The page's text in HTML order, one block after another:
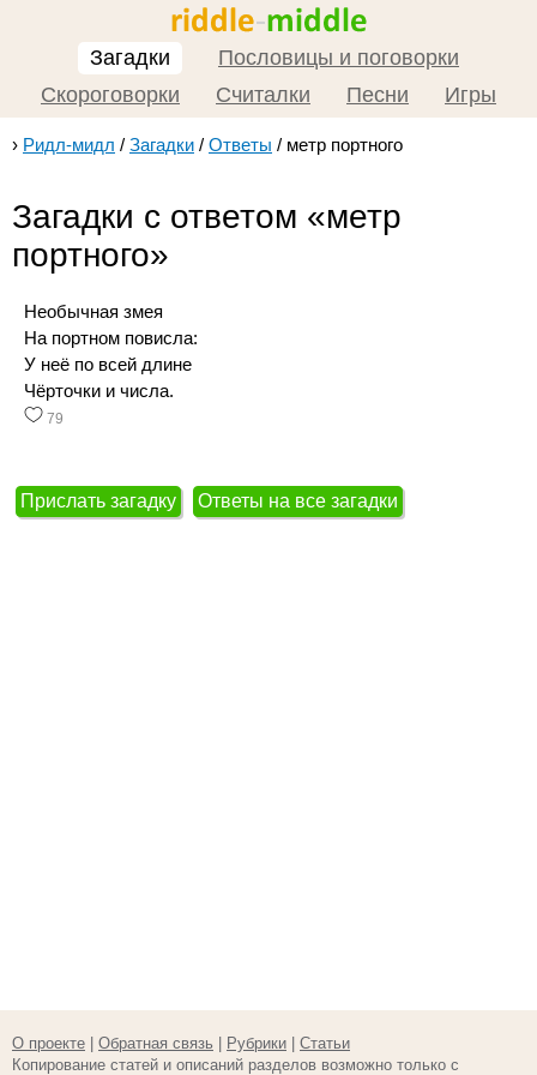
Загадки
Пословицы и поговорки
Скороговорки
Считалки Песни Игры
› Ридл-мидл / Загадки / Ответы / метр портного
Загадки с ответом «метр
портного»
Необычная змея
На портном повисла:
У неё по всей длине
Чёрточки и числа.
79
Прислать загадку Ответы на все загадки
О проекте Обратная связь Рубрики
Статьи
Копирование статей и описаний разделов возможно только с